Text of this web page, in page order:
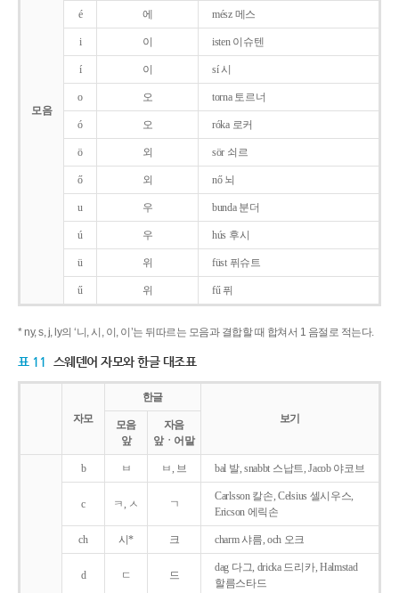
모음
é 에 mész 메스
i 이 isten 이슈텐
í 이 sí 시
o 오 torna 토르너
ó 오 róka 로커
ö 외 sör 쇠르
ő 외 nő 뇌
u 우 bunda 분더
ú 우 hús 후시
ü 위 füst 퓌슈트
ű 위 fű 퓌
* ny, s, j, ly의 ‘니, 시, 이, 이’는 뒤따르는 모음과 결합할 때 합쳐서 1 음절로 적는다.
표 11 스웨덴어 자모와 한글 대조표
자모
한글
보기
모음
앞
자음
앞ㆍ어말
b ㅂ ㅂ, 브 bal 발, snabbt 스납트, Jacob 야코브
c ㅋ, ㅅ ㄱ
Carlsson 칼손, Celsius 셀시우스,
Ericson 에릭손
ch 시* 크 charm 샤름, och 오크
d ㄷ 드
dag 다그, dricka 드리카, Halmstad
할름스타드